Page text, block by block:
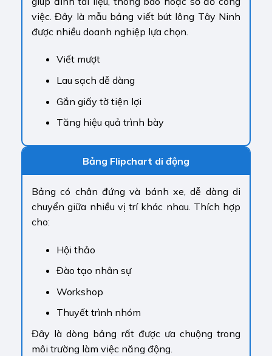
việc. Đây là mẫu bảng viết bút lông Tây Ninh
được nhiều doanh nghiệp lựa chọn.
Viết mượt
Lau sạch dễ dàng
Gắn giấy tờ tiện lợi
Tăng hiệu quả trình bày
Bảng Flipchart di động
Bảng có chân đứng và bánh xe, dễ dàng di
chuyển giữa nhiều vị trí khác nhau. Thích hợp
cho:
Hội thảo
Đào tạo nhân sự
Workshop
Thuyết trình nhóm
Đây là dòng bảng rất được ưa chuộng trong
môi trường làm việc năng động.